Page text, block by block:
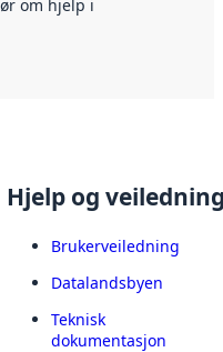
om hjelp i
Hjelp og
Brukerveiledning
Datalandsbyen
Teknisk
dokumentasjon